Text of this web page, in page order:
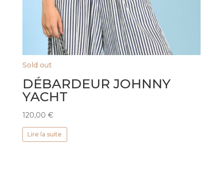
Sold out
DÉBARDEUR JOHNNY
YACHT
120,00 €
Lire la suite